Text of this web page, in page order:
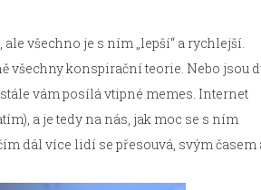
všechno je s ním „lepší“ a rychlejší.
všechny konspirační teorie. Nebo jsou
vám posílá vtipné memes. Internet
a je tedy na nás, jak moc se s ním
dál více lidí se přesouvá, svým časem